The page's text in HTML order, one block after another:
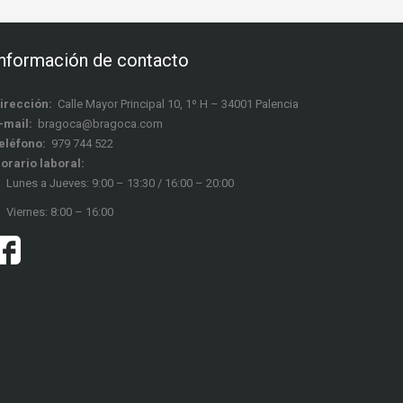
de contacto
Calle Mayor Principal 10, 1º H – 34001 Palencia
mail: bragoca@bragoca.com
979 744 522
laboral:
Lunes a Jueves: 9:00 – 13:30 / 16:00 – 20:00
Viernes: 8:00 – 16:00